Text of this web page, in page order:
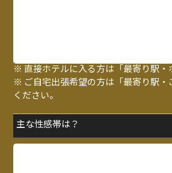
※ 直接ホテルに入る方は「最寄り駅・
※ ご自宅出張希望の方は「最寄り駅・
ください。
主な性感帯は？